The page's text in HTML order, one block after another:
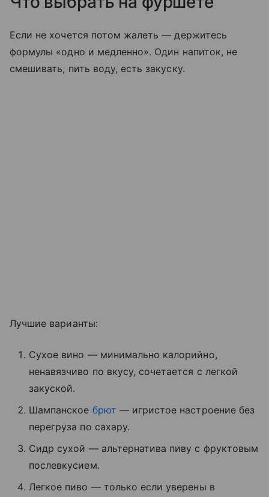
Если не хочется потом жалеть — держитесь
формулы «одно и медленно». Один напиток, не
смешивать, пить воду, есть закуску.
Лучшие варианты:
Сухое вино — минимально калорийно,
ненавязчиво по вкусу, сочетается с легкой
закуской.
Шампанское брют — игристое настроение без
перегруза по сахару.
Сидр сухой — альтернатива пиву с фруктовым
послевкусием.
Легкое пиво — только если уверены в